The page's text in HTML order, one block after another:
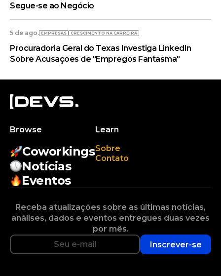
Segue-se ao Negócio
5 de ago. EMPRESAS CRESCIMENTO NA CARREIRA
Procuradoria Geral do Texas Investiga LinkedIn
Sobre Acusações de "Empregos Fantasma"
Browse
Coworkings
Notícias
Eventos
Learn
Sobre
Contato
Receba atualizações sobre as últimas notícias,
análises, dados e eventos entregues duas vezes
por mês.
Inscrever-se